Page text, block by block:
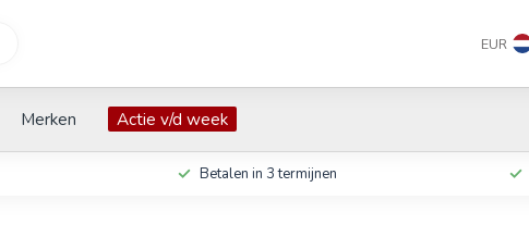
EUR
Merken Actie v/d week
Betalen in 3 termijnen